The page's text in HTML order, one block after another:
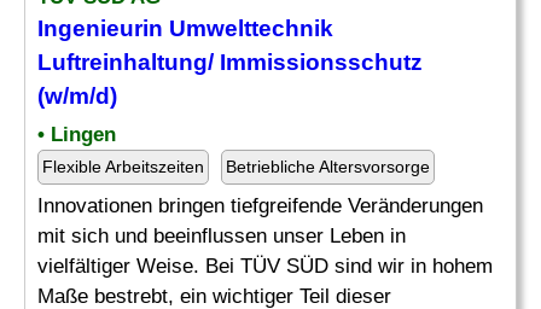
Ingenieurin Umwelttechnik
Luftreinhaltung/ Immissionsschutz
(w/m/d)
• Lingen
Flexible Arbeitszeiten Betriebliche Altersvorsorge
Innovationen bringen tiefgreifende Veränderungen
mit sich und beeinflussen unser Leben in
vielfältiger Weise. Bei TÜV SÜD sind wir in hohem
Maße bestrebt, ein wichtiger Teil dieser